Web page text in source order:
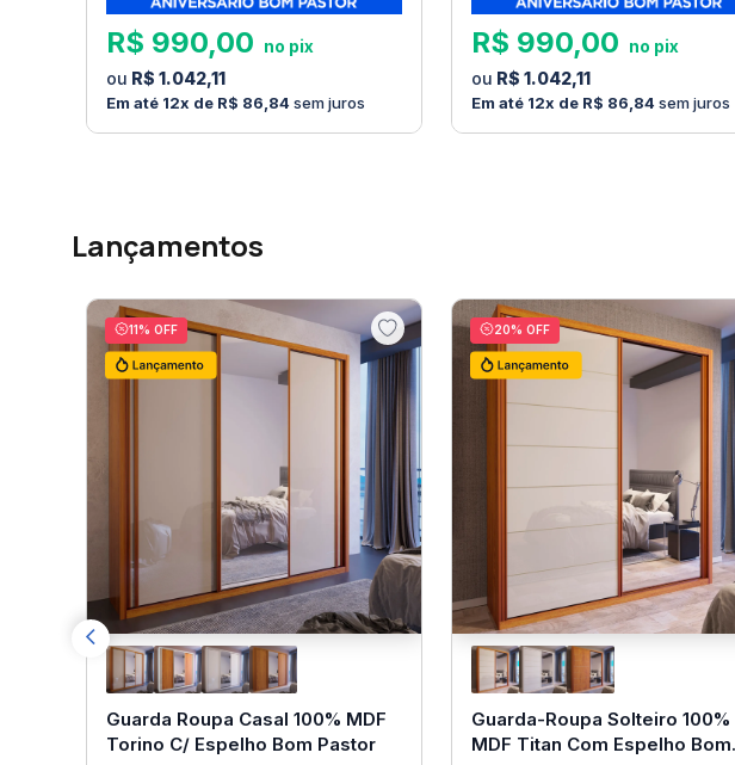
R$ 990,00
R$ 1.042,11
12 R$ 86 84sem juros
R$ 990,00
R$ 1.042,11
12 R$ 86 84sem juros
Lançamentos
11% OFF
Guarda Roupa Casal 100% MDF
Torino C/ Espelho Bom Pastor
20% OFF
Guarda-Roupa Solteiro 100%
MDF Titan Com Espelho Bom